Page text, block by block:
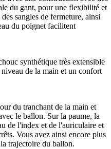
du gant, pour une flexibilité et
sangles de fermeture, ainsi
du poignet facilitent
synthétique très extensible
de la main et un confort
du tranchant de la main et
le ballon. Sur la paume, la
de l'index et de l'auriculaire et
Vous avez ainsi encore plus
trajectoire du ballon.